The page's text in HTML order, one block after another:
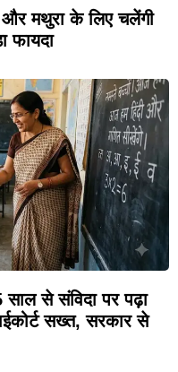
मथुरा के लिए चलेंगी
फायदा
से संविदा पर पढ़ा
सख्त, सरकार से